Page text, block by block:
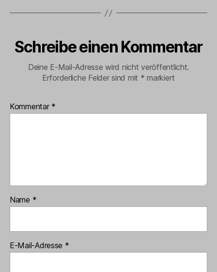
Schreibe einen Kommentar
Deine E-Mail-Adresse wird nicht veröffentlicht.
Erforderliche Felder sind mit * markiert
Kommentar *
Name *
E-Mail-Adresse *